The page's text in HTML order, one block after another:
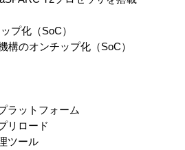
プ化（SoC）
構のオンチップ化（SoC）
ラットフォーム
リロード
ツール